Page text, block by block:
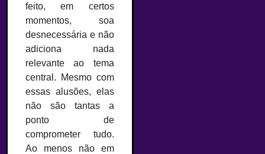
feito, em certos
momentos, soa
desnecessária e não
adiciona nada
relevante ao tema
central. Mesmo com
essas alusões, elas
não são tantas a
ponto de
comprometer tudo.
Ao menos não em